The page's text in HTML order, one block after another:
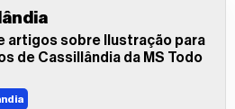
artigos sobre Ilustração para
de Cassillândia da MS Todo